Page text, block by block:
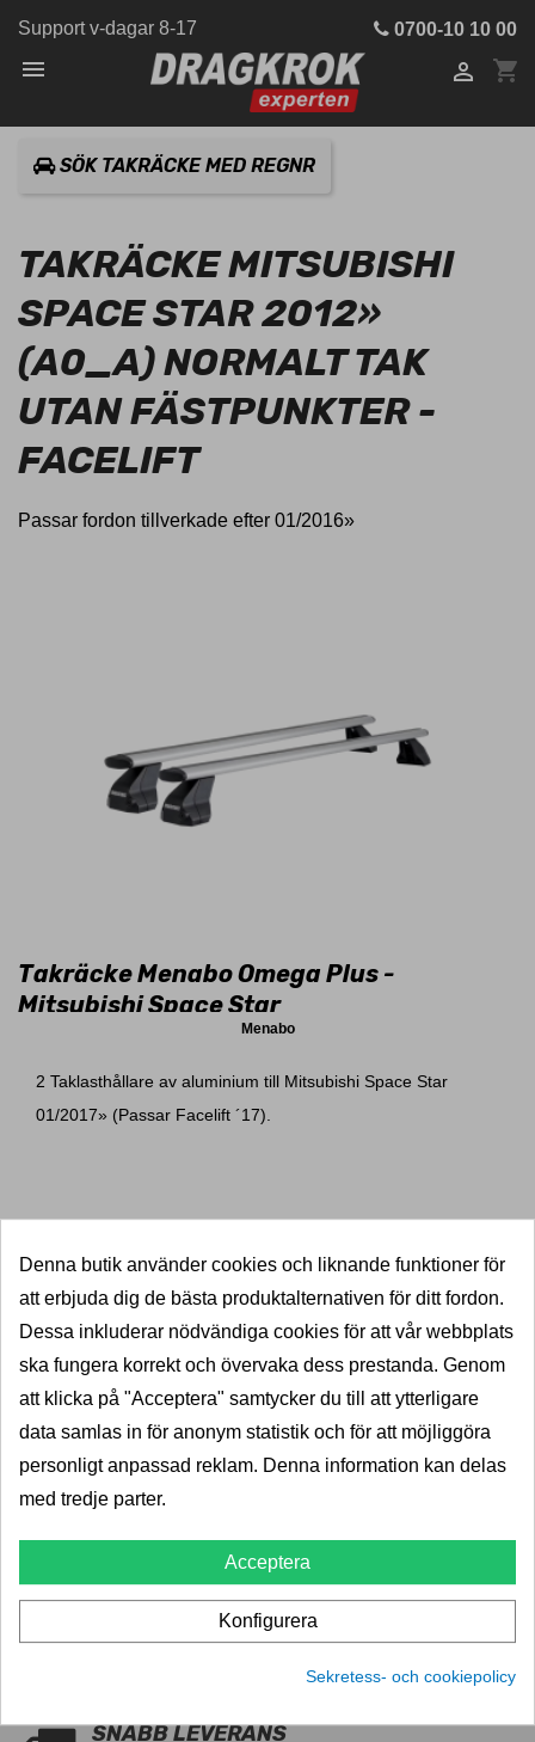
Support v-dagar 8-17 0700-10 10 00
 shopping_cart

SÖK TAKRÄCKE MED REGNR
TAKRÄCKE MITSUBISHI
SPACE STAR 2012»
(A0_A) NORMALT TAK
UTAN FÄSTPUNKTER -
FACELIFT
Passar fordon tillverkade efter 01/2016»
Takräcke Menabo Omega Plus -
Mitsubishi Space Star
Menabo
2 Taklasthållare av aluminium till Mitsubishi Space Star
01/2017» (Passar Facelift ´17).
Pris
1 599,00 kr 1 998,00 kr
LÄGG I VARUKORG
menabo-omega-plus-212833-11027628
Visar 1-1 av 1 objekt
Tillbaka till toppen
SNABB LEVERANS
Denna butik använder cookies och liknande funktioner för
att erbjuda dig de bästa produktalternativen för ditt fordon.
Dessa inkluderar nödvändiga cookies för att vår webbplats
ska fungera korrekt och övervaka dess prestanda. Genom
att klicka på "Acceptera" samtycker du till att ytterligare
data samlas in för anonym statistik och för att möjliggöra
personligt anpassad reklam. Denna information kan delas
med tredje parter.
Acceptera
Konfigurera
Sekretess- och cookiepolicy